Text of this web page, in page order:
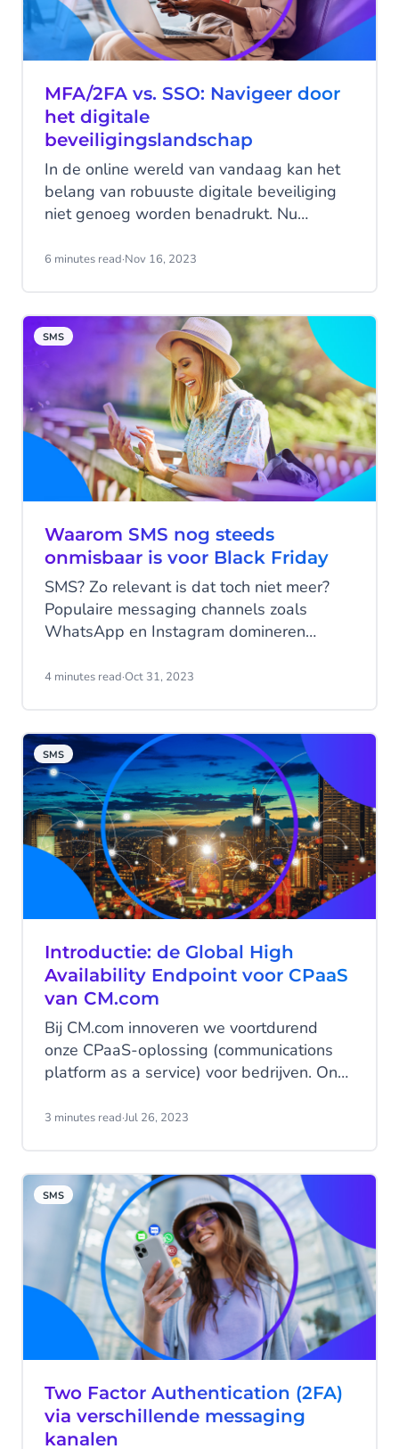
MFA/2FA vs. SSO: Navigeer door
het digitale
beveiligingslandschap
In de online wereld van vandaag kan het
belang van robuuste digitale beveiliging
niet genoeg worden benadrukt. Nu
toenemende cyberbedreigingen, wordt de
6 minutes read·Nov 16, 2023
SMS
Waarom SMS nog steeds
onmisbaar is voor Black Friday
SMS? Zo relevant is dat toch niet meer?
Populaire messaging channels zoals
WhatsApp en Instagram domineren
waar als het om Black Friday draait!
advertenties op sociale media, prikt het
bescheiden SMS-berichtje, met een open
rate van 98%, vaak door het lawaai heen
en verbindt het bedrijven met gretige
shoppers.
4 minutes read·Oct 31, 2023
SMS
Introductie: de Global High
Availability Endpoint voor CPaaS
van CM.com
Bij CM.com innoveren we voortdurend
onze CPaaS-oplossing (communications
platform as a service) voor bedrijven. Ons
eenvoudige verbinding voor álle
messaging kanalen die hun voorkeur
genieten, zonder extra gedoe.
3 minutes read·Jul 26, 2023
SMS
Two Factor Authentication (2FA)
via verschillende messaging
kanalen